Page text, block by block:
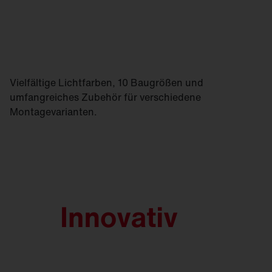
Vielfältige Lichtfarben, 10 Baugrößen und
umfangreiches Zubehör für verschiedene
Montagevarianten.